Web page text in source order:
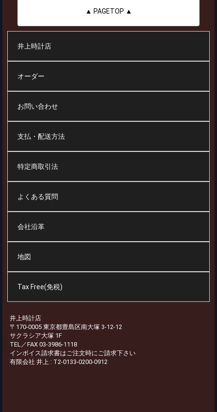
▲ PAGETOP ▲
井上時計店
オーダー
お問い合わせ
支払・配送方法
特定商取引法
よくある質問
会社沿革
地図
Tax Free(免税)
井上時計店
〒170-0005 東京都豊島区南大塚 3-12-12
サクラシア大塚 1F
TEL／FAX 03-3986-1118
インボイス請求書はご注文時にご請求下さい
有限会社 井上 : T2-0133-0200-0912